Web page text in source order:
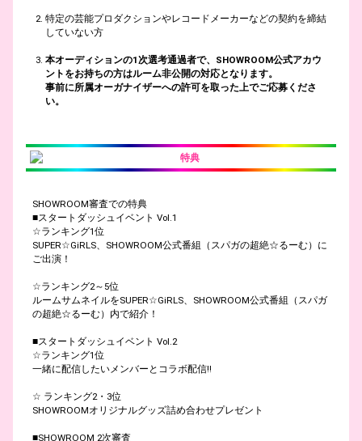
特定の芸能プロダクションやレコードメーカーなどの契約を締結
していない方
本オーディションの1次選考通過者で、SHOWROOM公式アカウ
ントをお持ちの方はルーム非公開の対応となります。
事前に所属オーガナイザーへの許可を取った上でご応募くださ
い。
特典
SHOWROOM審査での特典
■スタートダッシュイベント Vol.1
☆ランキング1位
SUPER☆GiRLS、SHOWROOM公式番組（スパガの超絶☆るーむ）に
ご出演！
☆ランキング2～5位
ルームサムネイルをSUPER☆GiRLS、SHOWROOM公式番組（スパガ
の超絶☆るーむ）内で紹介！
■スタートダッシュイベント Vol.2
☆ランキング1位
一緒に配信したいメンバーとコラボ配信!!
☆ ランキング2・3位
SHOWROOMオリジナルグッズ詰め合わせプレゼント
■SHOWROOM 2次審査